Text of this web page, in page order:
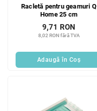
Racletă pentru geamuri Q
Home 25 cm
8,02 RON fără TVA
9,71 RON
Adaugă în Coş